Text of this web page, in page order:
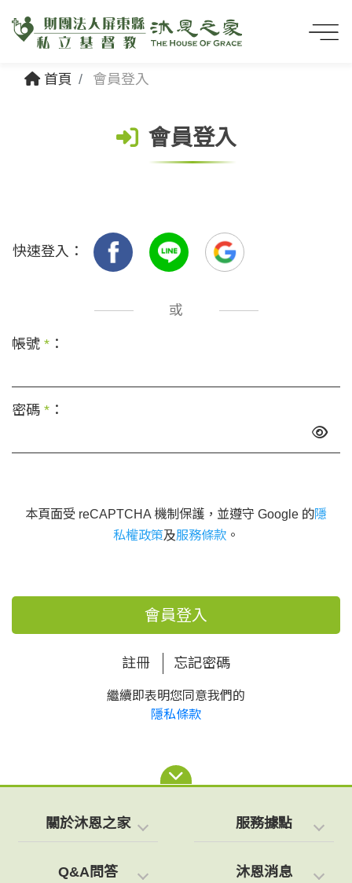
首頁 會員登入
會員登入
快速登入：
或
帳號 * ：
密碼 * ：
本頁面受 reCAPTCHA 機制保護，並遵守 Google 的隱
私權政策及服務條款 。
會員登入
註冊 忘記密碼
繼續即表明您同意我們的
隱私條款
關於沐恩之家 服務據點
Q&A問答 沐恩消息